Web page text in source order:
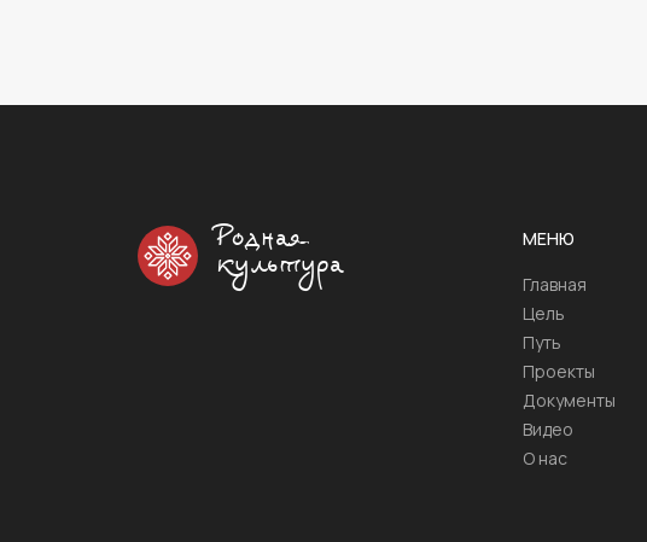
Родная
культура
МЕНЮ
Главная
Цель
Путь
Проекты
Документы
Видео
О нас